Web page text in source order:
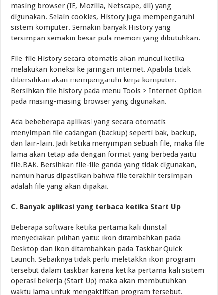
masing browser (IE, Mozilla, Netscape, dll) yang
digunakan. Selain cookies, History juga mempengaruhi
sistem komputer. Semakin banyak History yang
tersimpan semakin besar pula memori yang dibutuhkan.
File-file History secara otomatis akan muncul ketika
melakukan koneksi ke jaringan internet. Apabila tidak
dibersihkan akan mempengaruhi kerja komputer.
Bersihkan file history pada menu Tools > Internet Option
pada masing-masing browser yang digunakan.
Ada bebeberapa aplikasi yang secara otomatis
menyimpan file cadangan (backup) seperti bak, backup,
dan lain-lain. Jadi ketika menyimpan sebuah file, maka file
lama akan tetap ada dengan format yang berbeda yaitu
file.BAK. Bersihkan file-file ganda yang tidak digunakan,
namun harus dipastikan bahwa file terakhir tersimpan
adalah file yang akan dipakai.
C. Banyak aplikasi yang terbaca ketika Start Up
Beberapa software ketika pertama kali diinstal
menyediakan pilihan yaitu: ikon ditambahkan pada
Desktop dan ikon ditambahkan pada Taskbar Quick
Launch. Sebaiknya tidak perlu meletakkn ikon program
tersebut dalam taskbar karena ketika pertama kali sistem
operasi bekerja (Start Up) maka akan membutuhkan
waktu lama untuk mengaktifkan program tersebut.